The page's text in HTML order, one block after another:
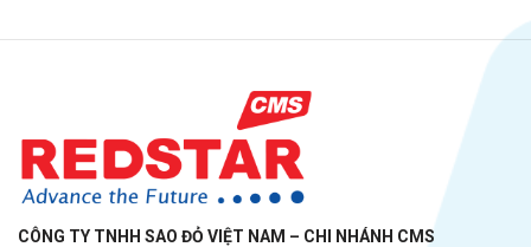
CÔNG TY TNHH SAO ĐỎ VIỆT NAM – CHI NHÁNH CMS